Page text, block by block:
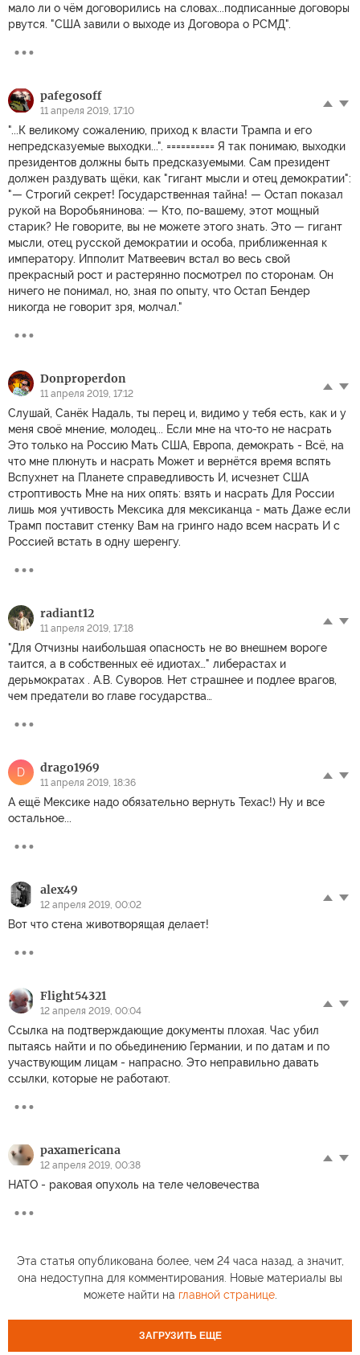
мало ли о чём договорились на словах...подписанные договоры
рвутся. "США завили о выходе из Договора о РСМД".
pafegosoff
11 апреля 2019, 17:10
"...К великому сожалению, приход к власти Трампа и его
непредсказуемые выходки...". ========== Я так понимаю, выходки
президентов должны быть предсказуемыми. Сам президент
должен раздувать щёки, как "гигант мысли и отец демократии":
"— Строгий секрет! Государственная тайна! — Остап показал
рукой на Воробьянинова: — Кто, по-вашему, этот мощный
старик? Не говорите, вы не можете этого знать. Это — гигант
мысли, отец русской демократии и особа, приближенная к
императору. Ипполит Матвеевич встал во весь свой
прекрасный рост и растерянно посмотрел по сторонам. Он
ничего не понимал, но, зная по опыту, что Остап Бендер
никогда не говорит зря, молчал."
Donproperdon
11 апреля 2019, 17:12
Слушай, Санёк Надаль, ты перец и, видимо у тебя есть, как и у
меня своё мнение, молодец... Если мне на что-то не насрать
Это только на Россию Мать США, Европа, демократь - Всё, на
что мне плюнуть и насрать Может и вернётся время вспять
Вспухнет на Планете справедливость И, исчезнет США
строптивость Мне на них опять: взять и насрать Для России
лишь моя учтивость Мексика для мексиканца - мать Даже если
Трамп поставит стенку Вам на гринго надо всем насрать И с
Россией встать в одну шеренгу.
radiant12
11 апреля 2019, 17:18
"Для Отчизны наибольшая опасность не во внешнем вороге
таится, а в собственных её идиотах…" либерастах и
дерьмократах . А.В. Суворов. Нет страшнее и подлее врагов,
чем предатели во главе государства…
D drago1969
11 апреля 2019, 18:36
А ещё Мексике надо обязательно вернуть Техас!) Ну и все
остальное...
alex49
12 апреля 2019, 00:02
Вот что стена животворящая делает!
Flight54321
12 апреля 2019, 00:04
Ссылка на подтверждающие документы плохая. Час убил
пытаясь найти и по обьединению Германии, и по датам и по
участвующим лицам - напрасно. Это неправильно давать
ссылки, которые не работают.
paxamericana
12 апреля 2019, 00:38
НАТО - раковая опухоль на теле человечества
Эта статья опубликована более, чем 24 часа назад, а значит,
она недоступна для комментирования. Новые материалы вы
можете найти на главной странице.
ЗАГРУЗИТЬ ЕЩЕ